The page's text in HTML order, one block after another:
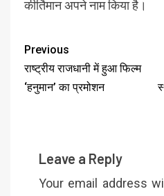
कीर्तिमान अपने नाम किया है।
Previous
राष्ट्रीय राजधानी में हुआ फिल्म
‘हनुमान’ का प्रमोशन
Leave a Reply
Your email address